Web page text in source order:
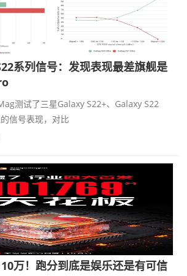
系列信号：发现表现最差旗舰是
测试了三星Galaxy S22+、Galaxy S22
信号表现，对比
万！跑分到底是娱乐还是有可信